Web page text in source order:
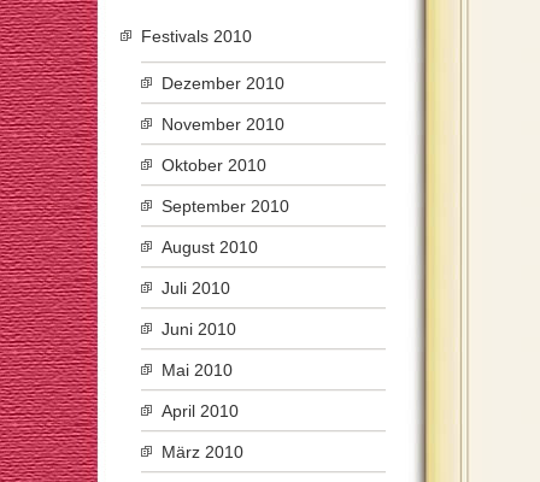
Festivals 2010
Dezember 2010
November 2010
Oktober 2010
September 2010
August 2010
Juli 2010
Juni 2010
Mai 2010
April 2010
März 2010